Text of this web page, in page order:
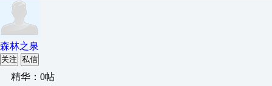
森林之泉
关注 私信
精华：0帖